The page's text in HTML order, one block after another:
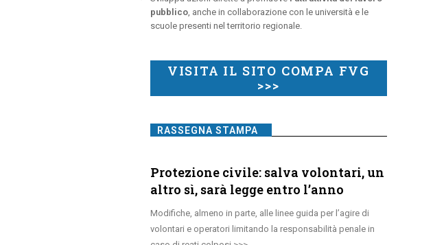
pubblico, anche in collaborazione con le università e le
scuole presenti nel territorio regionale.
VISITA IL SITO COMPA FVG
>>>
RASSEGNA STAMPA
Protezione civile: salva volontari, un
altro sì, sarà legge entro l’anno
Modifiche, almeno in parte, alle linee guida per l’agire di
volontari e operatori limitando la responsabilità penale in